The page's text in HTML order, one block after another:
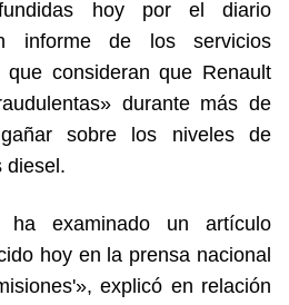
hoy por el diario
informe de los servicios
que consideran que Renault
durante más de
sobre los niveles de
diesel.
ha examinado un artículo
hoy en la prensa nacional
explicó en relación